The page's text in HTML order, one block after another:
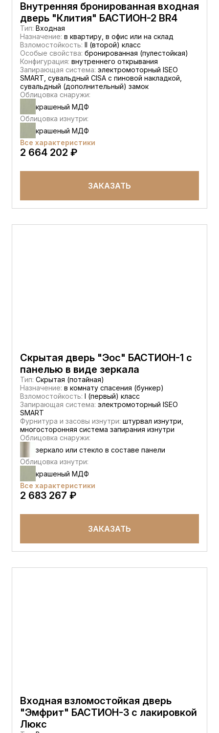
Внутренняя бронированная входная
дверь "Клития" БАСТИОН-2 BR4
Тип: Входная
Назначение: в квартиру, в офис или на склад
Взломостойкость: II (второй) класс
Особые свойства: бронированная (пулестойкая)
Конфигурация: внутреннего открывания
Запирающая система: электромоторный ISEO
SMART, сувальдный CISA c пиновой накладкой,
сувальдный (дополнительный) замок
Облицовка снаружи:
крашеный МДФ
Облицовка изнутри:
крашеный МДФ
Все характеристики
2 664 202 ₽
ЗАКАЗАТЬ
Скрытая дверь "Эос" БАСТИОН-1 с
панелью в виде зеркала
Тип: Скрытая (потайная)
Назначение: в комнату спасения (бункер)
Взломостойкость: I (первый) класс
Запирающая система: электромоторный ISEO
SMART
Фурнитура и засовы изнутри: штурвал изнутри,
многосторонняя система запирания изнутри
Облицовка снаружи:
зеркало или стекло в составе панели
Облицовка изнутри:
крашеный МДФ
Все характеристики
2 683 267 ₽
ЗАКАЗАТЬ
Входная взломостойкая дверь
"Эмфрит" БАСТИОН-3 с лакировкой
Люкс